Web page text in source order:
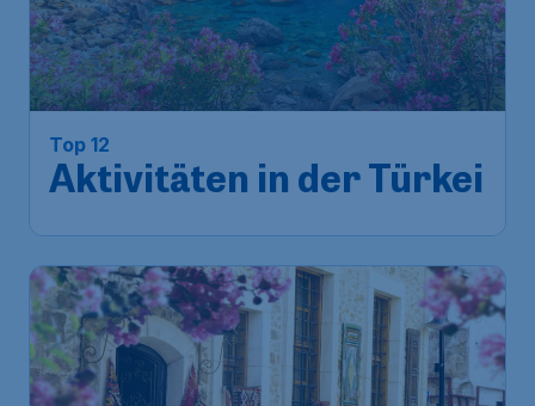
Top 12
Aktivitäten in der Türkei